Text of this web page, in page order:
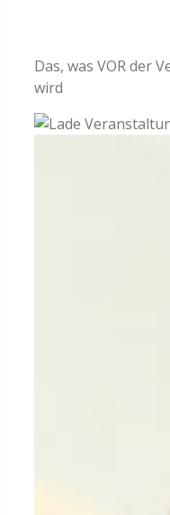
Intelligent Swarming
Community
Das, was VOR der
wird